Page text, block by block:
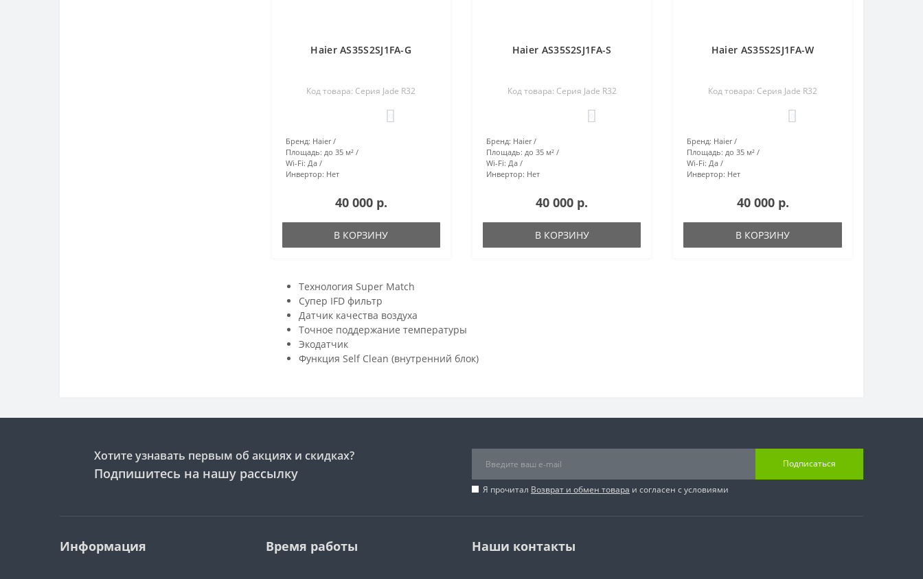
Haier AS35S2SJ1FA-G
Код товара: Серия Jade R32
Бренд: Haier
Площадь: до 35 м²
Wi-Fi: Да
Инвертор: Нет
40 000 р.
В КОРЗИНУ
Haier AS35S2SJ1FA-S
Код товара: Серия Jade R32
Бренд: Haier
Площадь: до 35 м²
Wi-Fi: Да
Инвертор: Нет
40 000 р.
В КОРЗИНУ
Haier AS35S2SJ1FA-W
Код товара: Серия Jade R32
Бренд: Haier
Площадь: до 35 м²
Wi-Fi: Да
Инвертор: Нет
40 000 р.
В КОРЗИНУ
Технология Super Match
Супер IFD фильтр
Датчик качества воздуха
Точное поддержание температуры
Экодатчик
Функция Self Clean (внутренний блок)
Хотите узнавать первым об акциях и скидках?
Подпишитесь на нашу рассылку
Подписаться
Я прочитал Возврат и обмен товара и согласен с условиями
Информация Время работы Наши контакты